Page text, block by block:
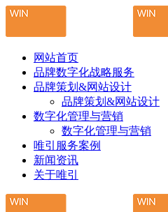
网站首页
品牌数字化战略服务
品牌策划&网站设计
品牌策划&网站设计
数字化管理与营销
数字化管理与营销
唯引服务案例
新闻资讯
关于唯引